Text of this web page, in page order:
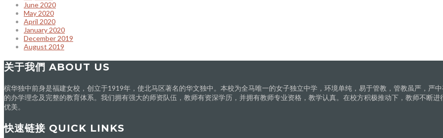
June 2020
May 2020
April 2020
January 2020
December 2019
August 2019
关于我們 ABOUT US
槟华独中前身是福建女校，创立于1919年，使北马区著名的华文独中。本校为全马唯一的女子独立中学，环境单纯，易于管教，管教虽严，严
的办学理念及完整的教育体系。我们拥有强大的师资队伍，教师有资深学历，并拥有教师专业资格，教学认真。在校方积极推动下，教师不断
优美。
快速链接 QUICK LINKS